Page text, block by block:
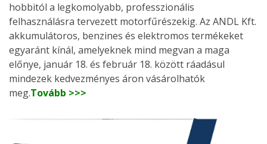
hobbitól a legkomolyabb, professzionális
felhasználásra tervezett motorfűrészekig. Az ANDL Kft.
akkumulátoros, benzines és elektromos termékeket
egyaránt kínál, amelyeknek mind megvan a maga
előnye, január 18. és február 18. között ráadásul
mindezek kedvezményes áron vásárolhatók
meg.Tovább >>>